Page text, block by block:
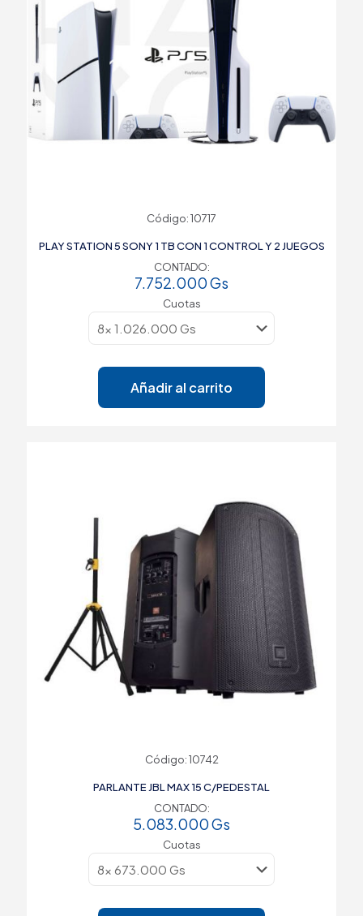
Código: 10717
PLAY STATION 5 SONY 1 TB CON 1 CONTROL Y 2 JUEGOS
CONTADO:
7.752.000Gs
Cuotas
Añadir al carrito
Código: 10742
PARLANTE JBL MAX 15 C/PEDESTAL
CONTADO:
5.083.000Gs
Cuotas